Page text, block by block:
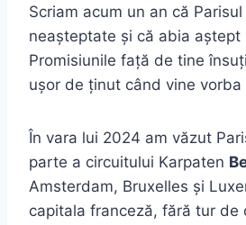
Scriam acum un an că
neașteptate și că abia aștept
Promisiunile față de tine
ușor de ținut când vine vorba
În vara lui 2024 am văzut
parte a circuitului Karpaten
Amsterdam, Bruxelles și
capitala franceză, fără tur de